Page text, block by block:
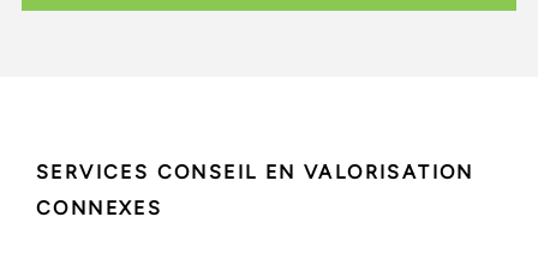
SERVICES CONSEIL EN VALORISATION
CONNEXES